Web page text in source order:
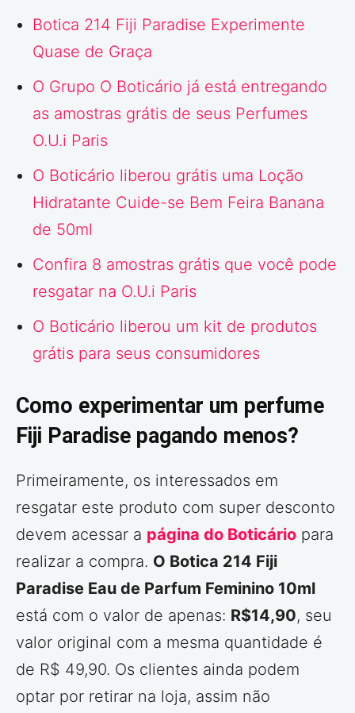
Botica 214 Fiji Paradise Experimente
Quase de Graça
O Grupo O Boticário já está entregando
as amostras grátis de seus Perfumes
O.U.i Paris
O Boticário liberou grátis uma Loção
Hidratante Cuide-se Bem Feira Banana
de 50ml
Confira 8 amostras grátis que você pode
resgatar na O.U.i Paris
O Boticário liberou um kit de produtos
grátis para seus consumidores
Como experimentar um perfume
Fiji Paradise pagando menos?
Primeiramente, os interessados em
resgatar este produto com super desconto
devem acessar a página do Boticário para
realizar a compra. O Botica 214 Fiji
Paradise Eau de Parfum Feminino 10ml
está com o valor de apenas: R$14,90, seu
valor original com a mesma quantidade é
de R$ 49,90. Os clientes ainda podem
optar por retirar na loja, assim não